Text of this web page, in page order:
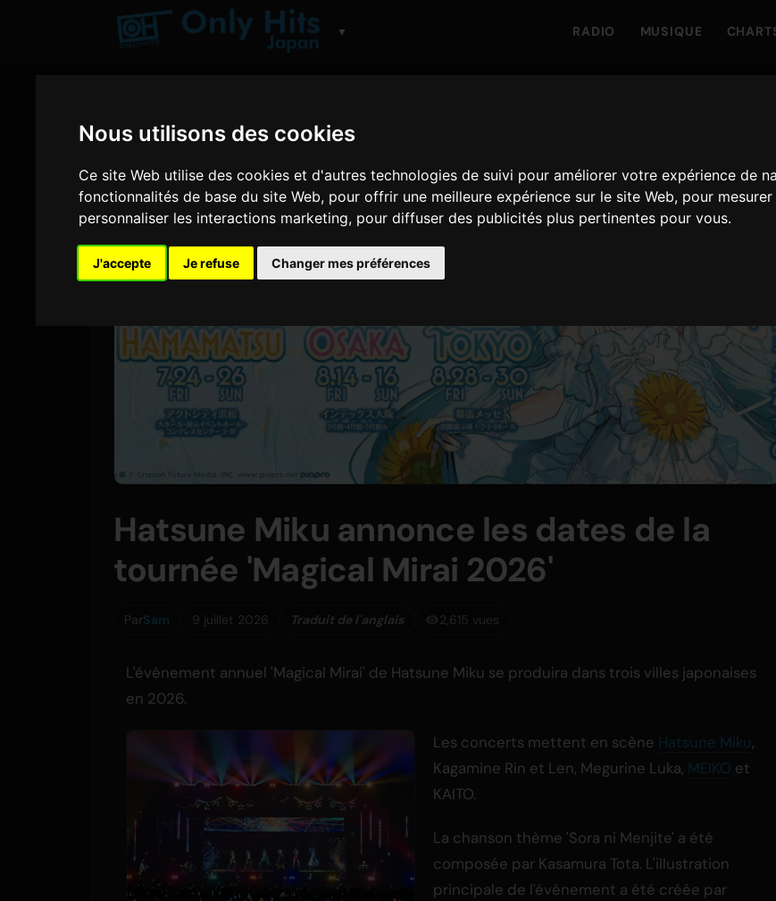
Nous utilisons des cookies
Ce site Web utilise des cookies et d'autres technologies de suivi pour améliorer votre expérience de
fonctionnalités de base du site Web, pour offrir une meilleure expérience sur le site Web, pour
personnaliser les interactions marketing, pour diffuser des publicités plus pertinentes pour vous.
J'accepte Je refuse Changer mes préférences
▼ RADIO MUSIQUE
Hatsune Miku annonce les dates de la
tournée 'Magical Mirai 2026'
ParSam 9 juillet 2026 Traduit de l'anglais 2,615 vues
L'événement annuel 'Magical Mirai' de Hatsune Miku se produira dans trois villes japonaises
en 2026.
Les concerts mettent en scène Hatsune Miku,
Kagamine Rin et Len, Megurine Luka, MEIKO et
KAITO.
La chanson thème 'Sora ni Menjite' a été
composée par Kasamura Tota. L'illustration
principale de l'événement a été créée par